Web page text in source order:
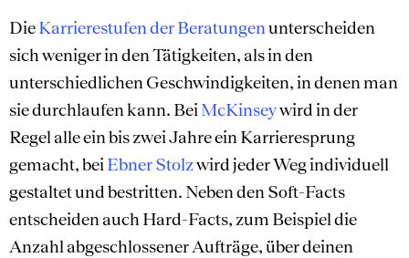
DieKarrierestufen der Beratungenunterscheiden
sich weniger in den Tätigkeiten, als in den
unterschiedlichen Geschwindig­keiten, in denen man
sie durchlaufen kann. Bei McKinseywird in der
Regel alle ein bis zwei Jahre ein Karrieresprung
gemacht, bei Ebner Stolzwird jeder Weg individuell
gestaltet und bestritten. Neben den Soft-Facts
entscheiden auch Hard-Facts, zum Beispiel die
Anzahl abgeschlossener Aufträge, über deinen